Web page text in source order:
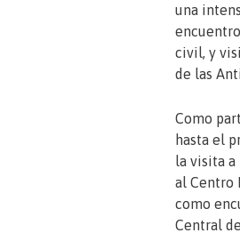
una
civil, y
de las
Como
hasta el
la visita
al Centro
como
Central